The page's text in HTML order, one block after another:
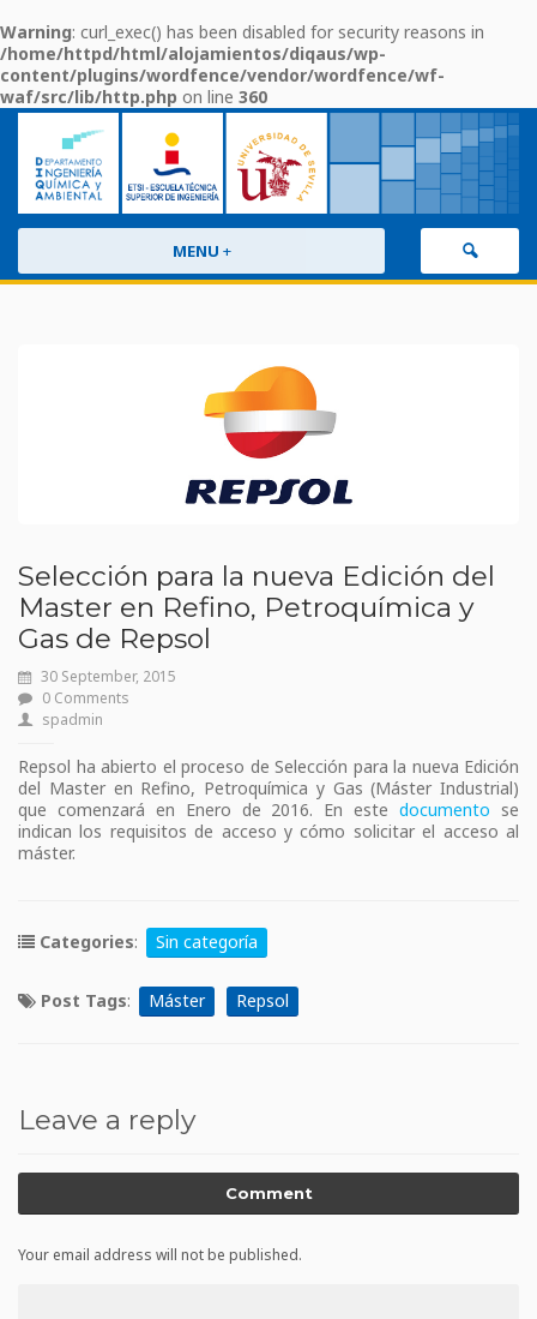
Warning: curl_exec() has been disabled for security reasons in
/home/httpd/html/alojamientos/diqaus/wp-
content/plugins/wordfence/vendor/wordfence/wf-
waf/src/lib/http.php on line 360
MENU +
Selección para la nueva Edición del
Master en Refino, Petroquímica y
Gas de Repsol
30 September, 2015
0 Comments
spadmin
Repsol ha abierto el proceso de Selección para la nueva Edición
del Master en Refino, Petroquímica y Gas (Máster Industrial)
que comenzará en Enero de 2016. En estedocumento se
indican los requisitos de acceso y cómo solicitar el acceso al
máster.
Categories: Sin categoría
Post Tags: Máster Repsol
Leave a reply
Comment
Your email address will not be published.